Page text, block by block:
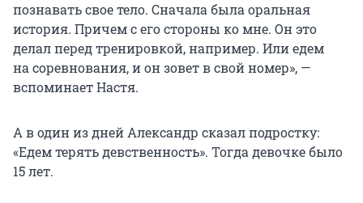
познавать свое тело. Сначала была оральная
история. Причем с его стороны ко мне. Он это
делал перед тренировкой, например. Или едем
на соревнования, и он зовет в свой номер», —
вспоминает Настя.
А в один из дней Александр сказал подростку:
«Едем терять девственность». Тогда девочке было
15 лет.